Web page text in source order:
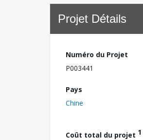
Projet Détails
Numéro du Projet
P003441
Pays
Chine
Coût total du projet 1